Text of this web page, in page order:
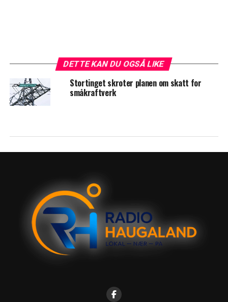
DETTE KAN DU OGSÅ LIKE
Stortinget skroter planen om skatt for
småkraftverk